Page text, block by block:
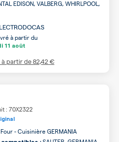
EDISON, VALBERG, WHIRLPOOL,
à partir du
11 août
à partir de82,42 €
: 70X2322
- Cuisinière GERMANIA